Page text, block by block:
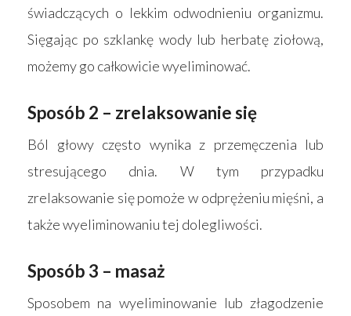
świadczących o lekkim odwodnieniu organizmu.
Sięgając po szklankę wody lub herbatę ziołową,
możemy go całkowicie wyeliminować.
Sposób 2 – zrelaksowanie się
Ból głowy często wynika z przemęczenia lub
stresującego dnia. W tym przypadku
zrelaksowanie się pomoże w odprężeniu mięśni, a
także wyeliminowaniu tej dolegliwości.
Sposób 3 – masaż
Sposobem na wyeliminowanie lub złagodzenie